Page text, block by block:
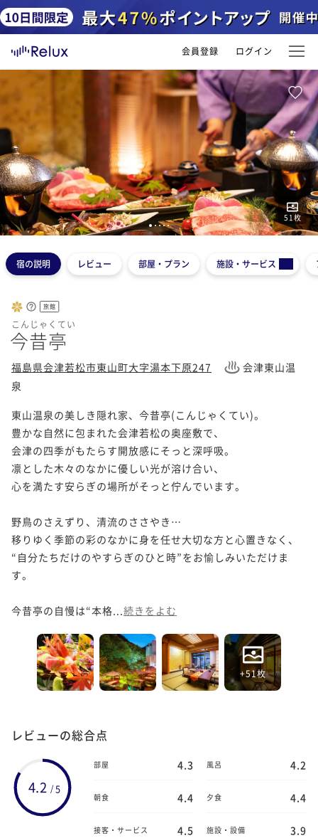
会員登録 ログイン
51枚
12345
宿の説明 レビュー 部屋・プラン 施設・サービス
旅館
こんじゃくてい
今昔亭
福島県会津若松市東山町大字湯本下原247
会津東山温
泉
東山温泉の美しき隠れ家、今昔亭(こんじゃくてい)。
豊かな自然に包まれた会津若松の奥座敷で、
会津の四季がもたらす開放感にそっと深呼吸。
凛とした木々のなかに優しい光が溶け合い、
心を満たす安らぎの場所がそっと佇んでいます。
野鳥のさえずり、清流のささやき…
移りゆく季節の彩のなかに身を任せ大切な方と心置きなく、
“自分たちだけのやすらぎのひと時”をお愉しみいただけま
す。
今昔亭の自慢は“本格... 続きをよむ
+51枚
レビューの総合点
4.2 / 5
部屋 4.3 風呂 4.2
朝食 4.4 夕食 4.4
接客・サービス 4.5 施設・設備 3.9